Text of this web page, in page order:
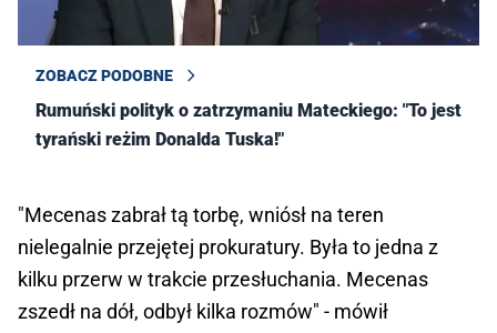
ZOBACZ PODOBNE
Rumuński polityk o zatrzymaniu Mateckiego: "To jest
tyrański reżim Donalda Tuska!"
"Mecenas zabrał tą torbę, wniósł na teren
nielegalnie przejętej prokuratury. Była to jedna z
kilku przerw w trakcie przesłuchania. Mecenas
zszedł na dół, odbył kilka rozmów" - mówił